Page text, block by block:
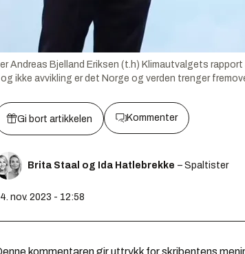
Andreas Bjelland Eriksen (t.h) Klimautvalgets
ikke avvikling er det Norge og verden trenger
Gi bort artikkelen Kommenter
Brita Staal og Ida Hatlebrekke – Spaltister
nov. 2023 - 12:58
kommentaren gir uttrykk for skribentens